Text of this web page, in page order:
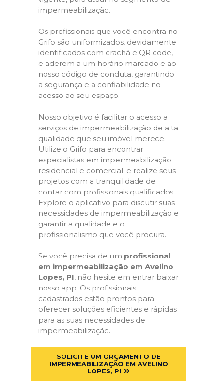
impermeabilização.
Os profissionais que você encontra no
Grifo são uniformizados, devidamente
identificados com crachá e QR code,
e aderem a um horário marcado e ao
nosso código de conduta, garantindo
a segurança e a confiabilidade no
acesso ao seu espaço.
Nosso objetivo é facilitar o acesso a
serviços de impermeabilização de alta
qualidade que seu imóvel merece.
Utilize o Grifo para encontrar
especialistas em impermeabilização
residencial e comercial, e realize seus
projetos com a tranquilidade de
contar com profissionais qualificados.
Explore o aplicativo para discutir suas
necessidades de impermeabilização e
garantir a qualidade e o
profissionalismo que você procura.
Se você precisa de um profissional
em impermeabilização em Avelino
Lopes, PI, não hesite em entrar baixar
nosso app. Os profissionais
cadastrados estão prontos para
oferecer soluções eficientes e rápidas
para as suas necessidades de
impermeabilização.
SOLICITE UM ORÇAMENTO DE
IMPERMEABILIZAÇÃO EM AVELINO
LOPES, PI